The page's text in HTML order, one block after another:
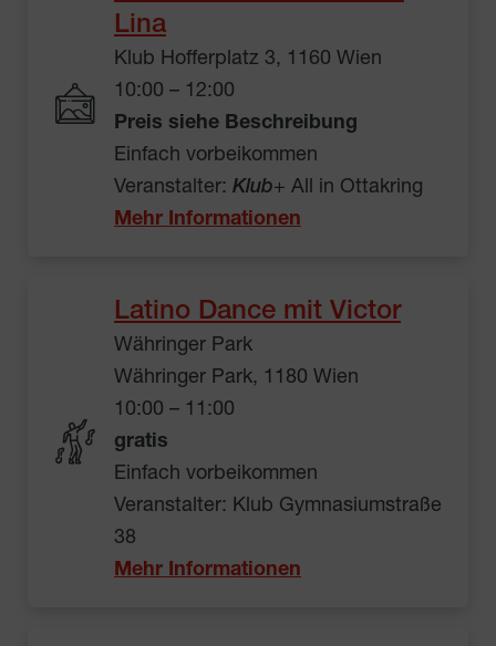
Lina
Klub Hofferplatz 3, 1160 Wien
10:00 – 12:00
Preis siehe Beschreibung
Einfach vorbeikommen
Veranstalter: Klub+ All in Ottakring
Mehr Informationen
Latino Dance mit Victor
Währinger Park
Währinger Park, 1180 Wien
10:00 – 11:00
gratis
Einfach vorbeikommen
Veranstalter: Klub Gymnasiumstraße
38
Mehr Informationen